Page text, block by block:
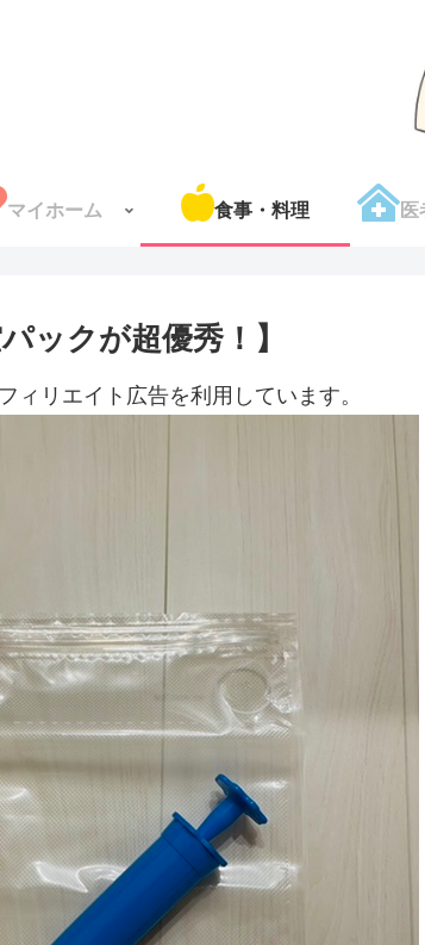
マイホーム 食事・料理
ックが超優秀！】
ィリエイト広告を利用しています。